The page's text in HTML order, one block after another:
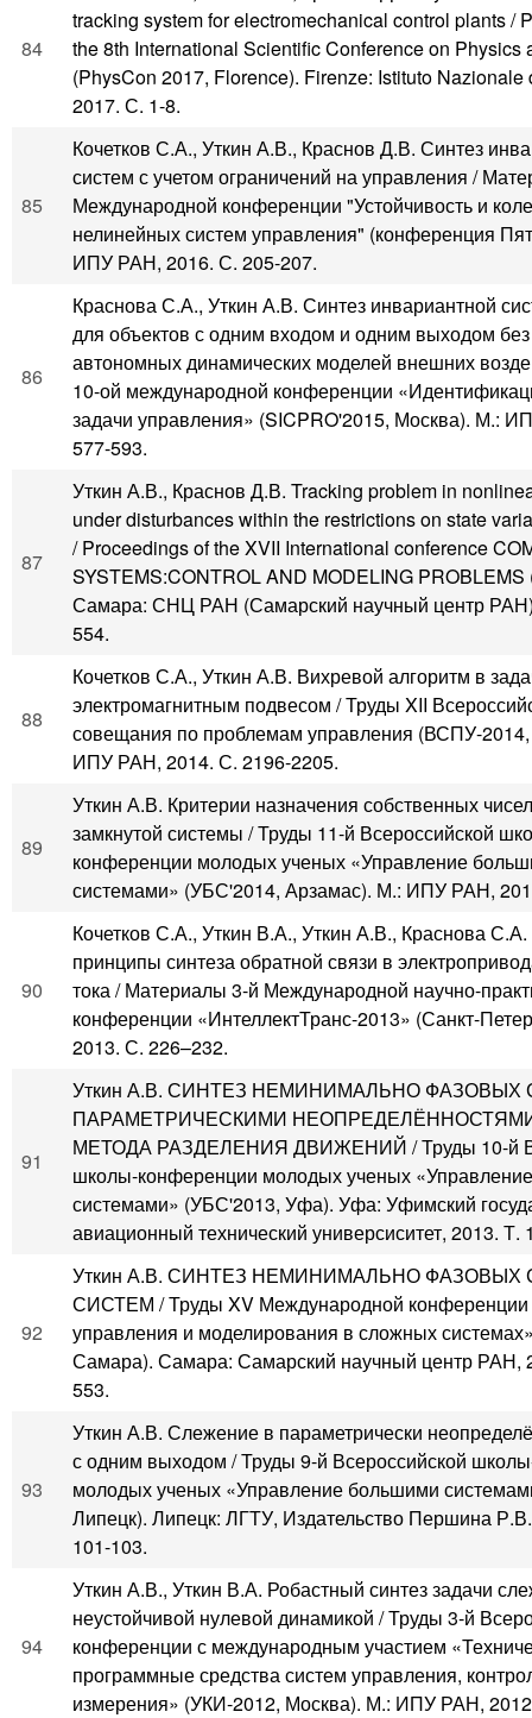
84
tracking system for electromechanical control plants /
the 8th International Scientific Conference on Physics
(PhysCon 2017, Florence). Firenze: Istituto Nazionale
2017. С. 1-8.
85
Кочетков С.А., Уткин А.В., Краснов Д.В. Синтез
систем с учетом ограничений на управления /
Международной конференции "Устойчивость и
нелинейных систем управления" (конференция
ИПУ РАН, 2016. С. 205-207.
86
Краснова С.А., Уткин А.В. Синтез инвариантной
для объектов с одним входом и одним выходом
автономных динамических моделей внешних
10-ой международной конференции
задачи управления» (SICPRO'2015, Москва). М.:
577-593.
87
Уткин А.В., Краснов Д.В. Tracking problem in
under disturbances within the restrictions on state
/ Proceedings of the XVII International conference
SYSTEMS:CONTROL AND MODELING
Самара: СНЦ РАН (Самарский научный центр
554.
88
Кочетков С.А., Уткин А.В. Вихревой алгоритм в
электромагнитным подвесом / Труды XII
совещания по проблемам управления (ВСПУ-
ИПУ РАН, 2014. С. 2196-2205.
89
Уткин А.В. Критерии назначения собственных
замкнутой системы / Труды 11-й Всероссийской
конференции молодых ученых «Управление
системами» (УБС'2014, Арзамас). М.: ИПУ РАН,
90
Кочетков С.А., Уткин В.А., Уткин А.В., Краснова
принципы синтеза обратной связи в
тока / Материалы 3-й Международной научно-
конференции «ИнтеллектТранс-2013» (Санкт-
2013. С. 226–232.
91
Уткин А.В. СИНТЕЗ НЕМИНИМАЛЬНО ФАЗОВЫХ
ПАРАМЕТРИЧЕСКИМИ
МЕТОДА РАЗДЕЛЕНИЯ ДВИЖЕНИЙ / Труды 10-й
школы-конференции молодых ученых
системами» (УБС'2013, Уфа). Уфа: Уфимский
авиационный технический универсиситет, 2013. Т.
92
Уткин А.В. СИНТЕЗ НЕМИНИМАЛЬНО
СИСТЕМ / Труды XV Международной
управления и моделирования в сложных
Самара). Самара: Самарский научный центр РАН,
553.
93
Уткин А.В. Слежение в параметрически
с одним выходом / Труды 9-й Всероссийской
молодых ученых «Управление большими
Липецк). Липецк: ЛГТУ, Издательство Першина
101-103.
94
Уткин А.В., Уткин В.А. Робастный синтез задачи
неустойчивой нулевой динамикой / Труды 3-й
конференции с международным участием
программные средства систем управления,
измерения» (УКИ-2012, Москва). М.: ИПУ РАН,